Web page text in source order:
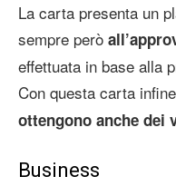
La carta presenta un
sempre però
effettuata in base alla
Con questa carta
ottengono anche dei
Business